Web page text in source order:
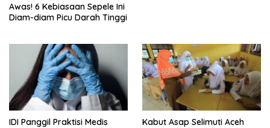
Awas! 6 Kebiasaan Sepele Ini
Diam-diam Picu Darah Tinggi
IDI Panggil Praktisi Medis
Kabut Asap Selimuti Aceh